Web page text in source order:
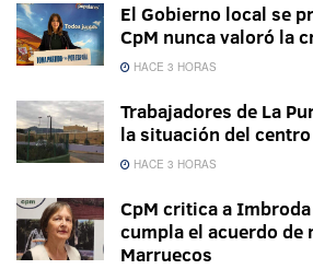
El Gobierno local se
CpM nunca valoró la
HACE 3 HORAS
Trabajadores de La
la situación del centro
HACE 3 HORAS
CpM critica a
cumpla el acuerdo de
Marruecos